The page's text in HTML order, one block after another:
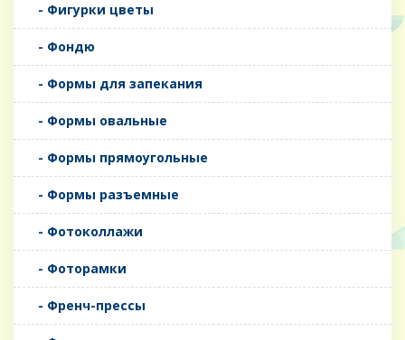
- Фигурки цветы
- Фондю
- Формы для запекания
- Формы овальные
- Формы прямоугольные
- Формы разъемные
- Фотоколлажи
- Фоторамки
- Френч-прессы